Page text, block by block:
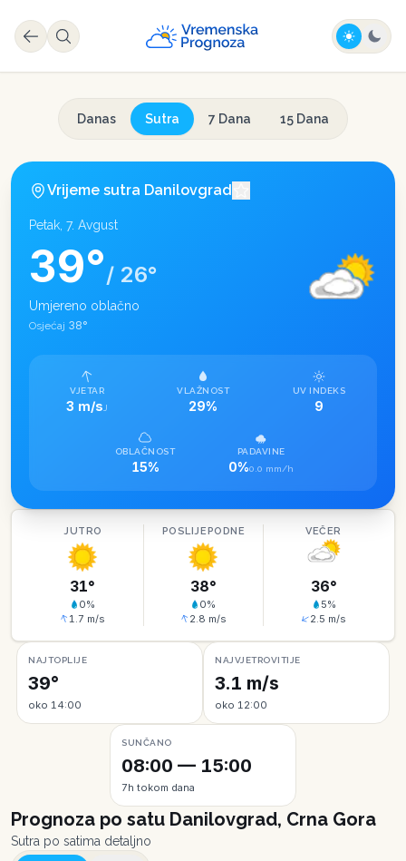
Danas Sutra 7 Dana 15 Dana
Vrijeme sutra Danilovgrad
Petak, 7. Avgust
39°/ 26°
Umjereno oblačno
Osjećaj 38°
VJETAR
3 m/s J
VLAŽNOST
29%
UV INDEKS
9
OBLAČNOST
15%
PADAVINE
0%0.0 mm/h
JUTRO
31°
0%
1.7 m/s
POSLIJEPODNE
38°
0%
2.8 m/s
VEČER
36°
5%
2.5 m/s
NAJTOPLIJE
39°
oko 14:00
NAJVJETROVITIJE
3.1 m/s
oko 12:00
SUNČANO
08:00 — 15:00
7h tokom dana
Prognoza po satu Danilovgrad, Crna Gora
Sutra po satima detaljno